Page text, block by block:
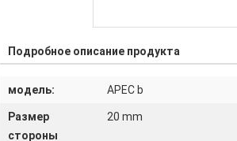
Подробное описание продукта
модель: АРЕС b
Размер
стороны
20 mm